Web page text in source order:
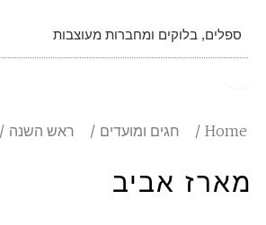
ספלים, בלוקים ומחברות מעוצבות
Home חגים ומועדים ראש השנה
מארז אביב